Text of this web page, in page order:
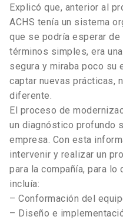
Explicó que, anterior al
ACHS tenía un sistema
que se podría esperar de
términos simples, era
segura y miraba poco su
captar nuevas prácticas,
diferente.
El proceso de
un diagnóstico profundo
empresa. Con esta
intervenir y realizar un
para la compañía, para lo
incluía:
– Conformación del
– Diseño e